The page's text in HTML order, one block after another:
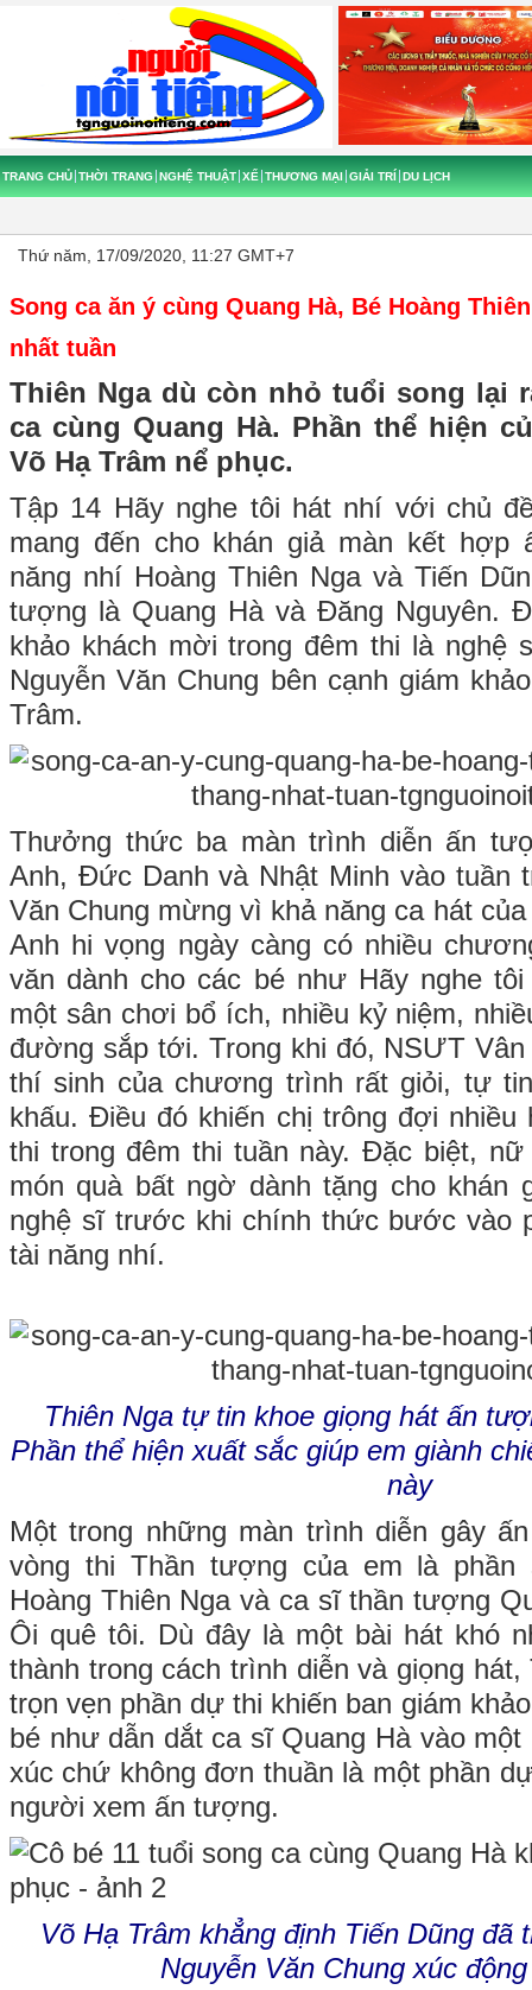
TRANG CHỦ THỜI TRANG NGHỆ THUẬT XẾ THƯƠNG MẠI GIẢI TRÍ DU LỊCH
Thứ năm, 17/09/2020, 11:27 GMT+7
Song ca ăn ý cùng Quang Hà, Bé Hoàng
nhất tuần
Thiên Nga dù còn nhỏ tuổi song lại
ca cùng Quang Hà. Phần thể hiện
Võ Hạ Trâm nể phục.
Tập 14 Hãy nghe tôi hát nhí với chủ
mang đến cho khán giả màn kết hợp
năng nhí Hoàng Thiên Nga và Tiến
tượng là Quang Hà và Đăng Nguyên.
khảo khách mời trong đêm thi là nghệ
Nguyễn Văn Chung bên cạnh giám
Trâm.
Thưởng thức ba màn trình diễn ấn
Anh, Đức Danh và Nhật Minh vào tuần
Văn Chung mừng vì khả năng ca hát
Anh hi vọng ngày càng có nhiều
văn dành cho các bé như Hãy nghe
một sân chơi bổ ích, nhiều kỷ niệm,
đường sắp tới. Trong khi đó, NSƯT Vân
thí sinh của chương trình rất giỏi, tự
khấu. Điều đó khiến chị trông đợi
thi trong đêm thi tuần này. Đặc biệt,
món quà bất ngờ dành tặng cho khán
nghệ sĩ trước khi chính thức bước vào
tài năng nhí.
Thiên Nga tự tin khoe giọng hát ấn
Phần thể hiện xuất sắc giúp em giành
này
Một trong những màn trình diễn gây
vòng thi Thần tượng của em là phần
Hoàng Thiên Nga và ca sĩ thần tượng
Ôi quê tôi. Dù đây là một bài hát khó
thành trong cách trình diễn và giọng
trọn vẹn phần dự thi khiến ban giám
bé như dẫn dắt ca sĩ Quang Hà vào
xúc chứ không đơn thuần là một phần
người xem ấn tượng.
Võ Hạ Trâm khẳng định Tiến Dũng đã
Nguyễn Văn Chung xúc